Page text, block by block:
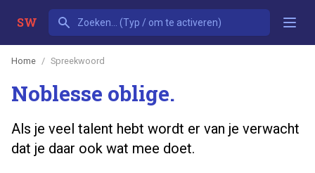
SW
Home Spreekwoord
Noblesse oblige.
Als je veel talent hebt wordt er van je verwacht
dat je daar ook wat mee doet.